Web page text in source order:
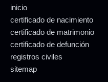
inicio
certificado de nacimiento
certificado de matrimonio
certificado de defunción
registros civiles
sitemap